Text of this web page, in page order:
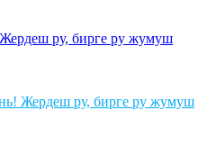
Жердеш ру, бирге ру жумуш